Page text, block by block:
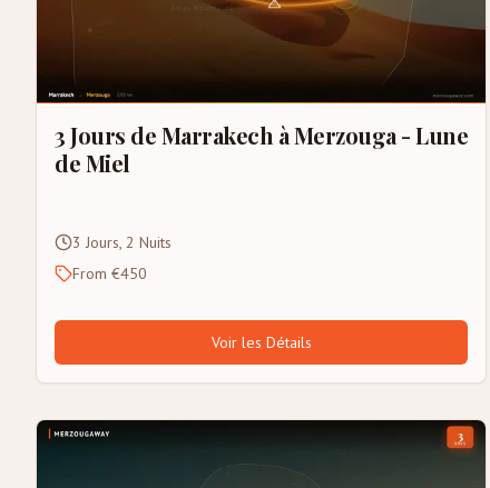
3 Jours de Marrakech à Merzouga - Lune
de Miel
3 Jours, 2 Nuits
From €450
Voir les Détails